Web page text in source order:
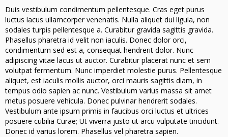
Duis vestibulum condimentum pellentesque. Cras eget purus
luctus lacus ullamcorper venenatis. Nulla aliquet dui ligula, non
sodales turpis pellentesque a. Curabitur gravida sagittis gravida.
Phasellus pharetra id velit non iaculis. Donec dolor orci,
condimentum sed est a, consequat hendrerit dolor. Nunc
adipiscing vitae lacus ut auctor. Curabitur placerat nunc et sem
volutpat fermentum. Nunc imperdiet molestie purus. Pellentesque
aliquet, est iaculis mollis auctor, orci mauris sagittis diam, in
tempus odio sapien ac nunc. Vestibulum varius massa sit amet
metus posuere vehicula. Donec pulvinar hendrerit sodales.
Vestibulum ante ipsum primis in faucibus orci luctus et ultrices
posuere cubilia Curae; Ut viverra justo ut arcu vulputate tincidunt.
Donec id varius lorem. Phasellus vel pharetra sapien.